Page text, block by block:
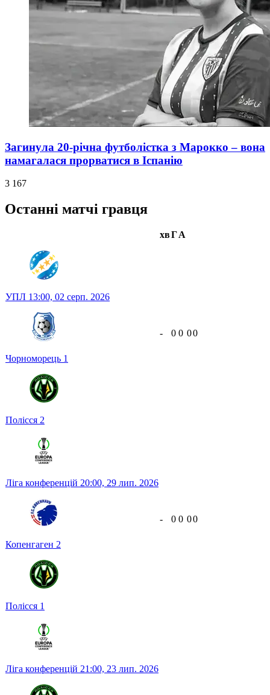
Загинула 20-річна футболістка з Марокко – вона
намагалася прорватися в Іспанію
3 167
Останні матчі гравця
хвГА
УПЛ 13:00, 02 серп. 2026
Чорноморець 1
Полісся 2
- 0 0 00
Ліга конференцій 20:00, 29 лип. 2026
Копенгаген 2
Полісся 1
- 0 0 00
Ліга конференцій 21:00, 23 лип. 2026